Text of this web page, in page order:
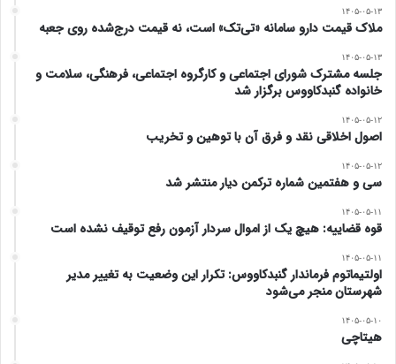
کد ملی، کد پستی، تاریخ تولد و شماره شبای بانکی مربوط به
سرپرست خانوار متقاضی جدید یا جامانده از یارانه، ضروری
است. تمامی اشخاص می‌توانند جهت کسب اطلاع از آخرین
(ستاره ۴ ستاره ۴۳۸۵۷ ستاره کد ملی مربع) را با شماره تلفن
همراه به‌نام خود شماره‌گیری نمایند.
www.ulkamiz.ir
۱۴۰۵-۰۵-۱۳
ملاک قیمت دارو سامانه «تی‌تک» است، نه قیمت درج‌شده روی جعبه
۱۴۰۵-۰۵-۱۳
جلسه مشترک شورای اجتماعی و کارگروه اجتماعی، فرهنگی، سلامت و
خانواده گنبدکاووس برگزار شد
۱۴۰۵-۰۵-۱۲
اصول اخلاقی نقد و فرق آن با توهین و تخریب
۱۴۰۵-۰۵-۱۲
سی و هفتمین شماره ترکمن دیار منتشر شد
۱۴۰۵-۰۵-۱۱
قوه قضاییه: هیچ یک از اموال سردار آزمون رفع توقیف نشده است
۱۴۰۵-۰۵-۱۱
اولتیماتوم فرماندار گنبدکاووس: تکرار این وضعیت به تغییر مدیر
شهرستان منجر می‌شود
۱۴۰۵-۰۵-۱۰
هیتاچی